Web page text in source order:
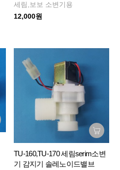
세림,보보 소변기용
12,000원
TU-160,TU-170 세림serim소변
기 감지기 솔레노이드밸브